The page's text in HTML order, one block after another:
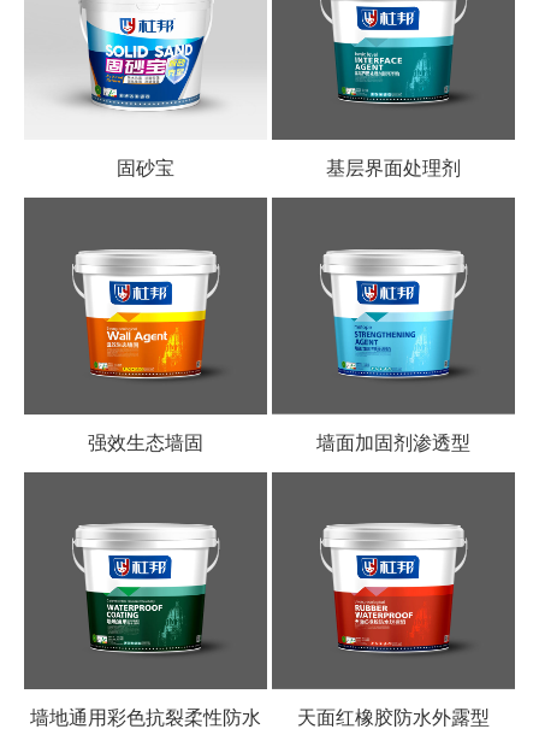
固砂宝 基层界面处理剂
强效生态墙固 墙面加固剂渗透型
墙地通用彩色抗裂柔性防水 天面红橡胶防水外露型